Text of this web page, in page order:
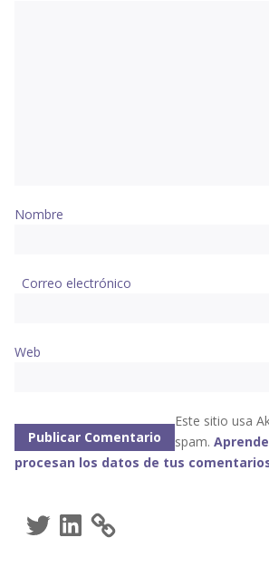
Nombre
Correo electrónico
Web
Este sitio usa
spam.
procesan los datos de tus
TwitterLinkedIn